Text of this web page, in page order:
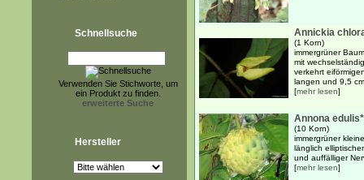
Schnellsuche
Verwenden Sie Stichworte, um
ein Produkt zu finden.
erweiterte Suche
Hersteller
Annickia
(1 Korn)
immergrüner
mit
verkehrt
langen und 9,5
[mehr lesen]
Annona edulis*
(10 Korn)
immergrüner
länglich
und auffälliger
[mehr lesen]